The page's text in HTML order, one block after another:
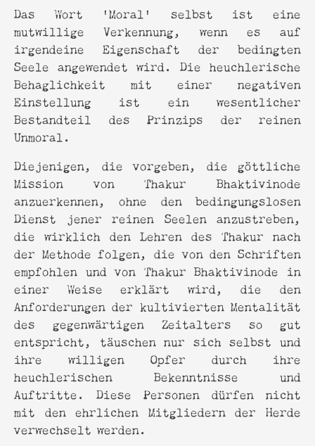
Das Wort 'Moral' selbst ist eine
mutwillige Verkennung, wenn es auf
irgendeine Eigenschaft der bedingten
Seele angewendet wird. Die heuchlerische
Behaglichkeit mit einer negativen
Einstellung ist ein wesentlicher
Bestandteil des Prinzips der reinen
Unmoral.
Diejenigen, die vorgeben, die göttliche
Mission von Thakur Bhaktivinode
anzuerkennen, ohne den bedingungslosen
Dienst jener reinen Seelen anzustreben,
die wirklich den Lehren des Thakur nach
der Methode folgen, die von den Schriften
empfohlen und von Thakur Bhaktivinode in
einer Weise erklärt wird, die den
Anforderungen der kultivierten Mentalität
des gegenwärtigen Zeitalters so gut
entspricht, täuschen nur sich selbst und
ihre willigen Opfer durch ihre
heuchlerischen Bekenntnisse und
Auftritte. Diese Personen dürfen nicht
mit den ehrlichen Mitgliedern der Herde
verwechselt werden.